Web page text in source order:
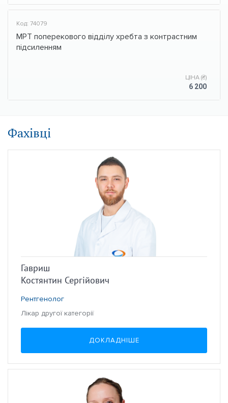
Код: 74079
МРТ поперекового відділу хребта з контрастним
підсиленням
ЦІНА (₴)
6 200
Фахівці
Гавриш
Костянтин Сергійович
Рентгенолог
Лікар другої категорії
ДОКЛАДНІШЕ